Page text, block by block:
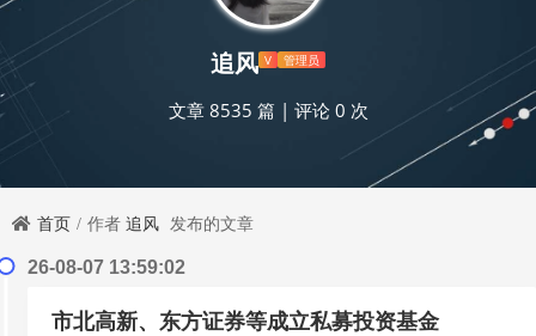
追风 V 管理员
文章 8535 篇 | 评论 0 次
首页 作者 追风 发布的文章
26-08-07 13:59:02
市北高新、东方证券等成立私募投资基金